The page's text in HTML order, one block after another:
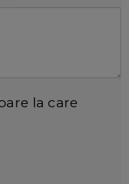
la care